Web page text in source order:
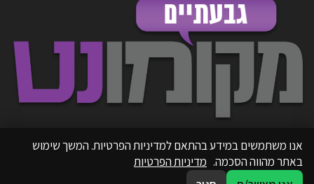
אנו משתמשים במידע בהתאם למדיניות הפרטיות. המשך שימוש
באתר מהווה הסכמה. מדיניות הפרטיות